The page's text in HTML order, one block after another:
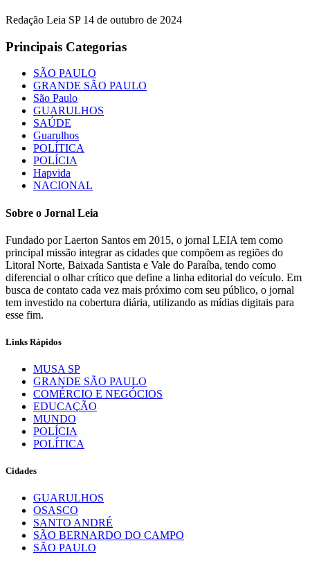
Redação Leia SP 14 de outubro de 2024
Principais Categorias
SÃO PAULO
GRANDE SÃO PAULO
São Paulo
GUARULHOS
SAÚDE
Guarulhos
POLÍTICA
POLÍCIA
Hapvida
NACIONAL
Sobre o Jornal Leia
Fundado por Laerton Santos em 2015, o jornal LEIA tem como
principal missão integrar as cidades que compõem as regiões do
Litoral Norte, Baixada Santista e Vale do Paraíba, tendo como
diferencial o olhar crítico que define a linha editorial do veículo. Em
busca de contato cada vez mais próximo com seu público, o jornal
tem investido na cobertura diária, utilizando as mídias digitais para
esse fim.
Links Rápidos
MUSA SP
GRANDE SÃO PAULO
COMÉRCIO E NEGÓCIOS
EDUCAÇÃO
MUNDO
POLÍCIA
POLÍTICA
Cidades
GUARULHOS
OSASCO
SANTO ANDRÉ
SÃO BERNARDO DO CAMPO
SÃO PAULO